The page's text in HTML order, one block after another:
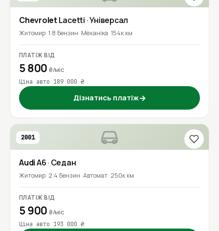
ChevroletLacetti · Універсал
Житомир 1.8 Бензин Механіка 154к км
ПЛАТІЖ ВІД
5 800₴/міс
Ціна авто 189 000 ₴
Дізнатись платіж→
2001
AudiA6· Седан
Житомир 2.4 Бензин Автомат 250к км
ПЛАТІЖ ВІД
5 900₴/міс
Ціна авто 193 000 ₴